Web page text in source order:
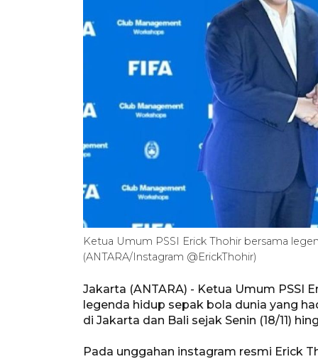
Ketua Umum PSSI Erick Thohir bersama
(ANTARA/Instagram @ErickThohir)
Jakarta (ANTARA) - Ketua Umum PSSI
legenda hidup sepak bola dunia yang
di Jakarta dan Bali sejak Senin (18/11)
Pada unggahan instagram resmi Erick